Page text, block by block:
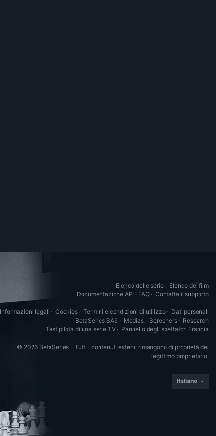
Elenco delle serie · Elenco dei film
Documentazione API · FAQ · Contatta il supporto
Informazioni legali · Cookies · Termini e condizioni di utilizzo · Dati personali
BetaSeries SAS · Medias · Screeners · Research
Test pilota di una serie TV · Pannello degli spettatori Francia
© 2026 BetaSeries - Tutti i contenuti esterni rimangono di proprietà del
legittimo proprietario.
Italiano